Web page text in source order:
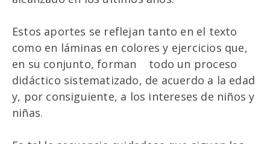
Estos aportes se reflejan tanto en el texto
como en láminas en colores y ejercicios que,
en su conjunto, forman todo un proceso
didáctico sistematizado, de acuerdo a la edad
y, por consiguiente, a los intereses de niños y
niñas.